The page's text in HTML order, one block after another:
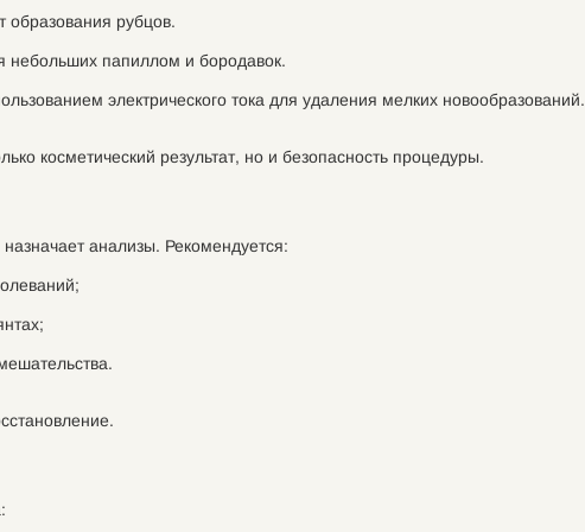
рубцов.
небольших папиллом и бородавок.
электрического тока для удаления мелких новообразований.
косметический результат, но и безопасность процедуры.
анализы. Рекомендуется: